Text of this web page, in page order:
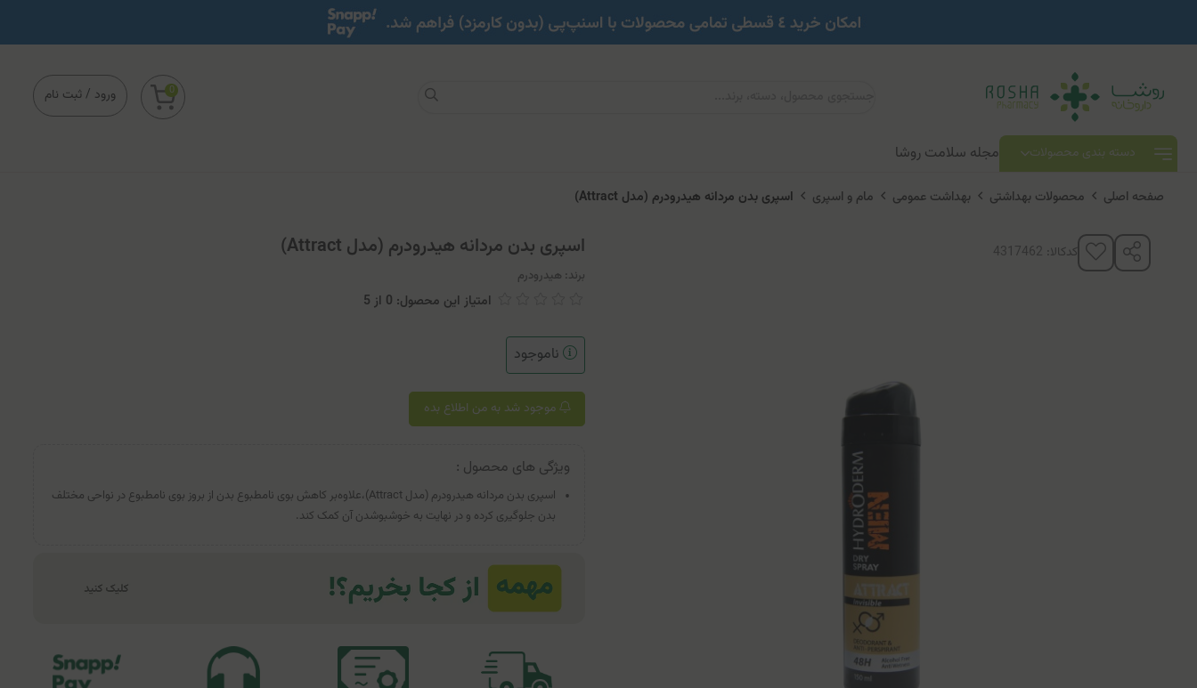
ورود / ثبت نام 0
دسته بندی محصولات مجله سلامت روشا
صفحه اصلی محصولات بهداشتی بهداشت عمومی مام و اسپری اسپری بدن مردانه هیدرودرم (مدل Attract)
کدکالا: اسپری بدن مردانه هیدرودرم (مدل Attract)
برند: هیدرودرم
امتیاز این محصول: 0 از 5
ناموجود
موجود شد به من اطلاع بده
ویژگی های محصول :
اسپری بدن مردانه هیدرودرم (مدل Attract)،علاوه‌بر کاهش بوی نامطبوع بدن از بروز بوی نامطبوع در نواحی مختلف
بدن جلوگیری کرده و در نهایت به خوشبو‌شدن آن کمک کند.